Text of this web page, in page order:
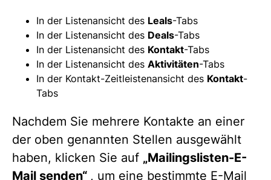
In der Listenansicht des Leals-Tabs
In der Listenansicht des Deals-Tabs
In der Listenansicht des Kontakt-Tabs
In der Listenansicht des Aktivitäten-Tabs
In der Kontakt-Zeitleistenansicht des Kontakt-
Tabs
Nachdem Sie mehrere Kontakte an einer
der oben genannten Stellen ausgewählt
haben, klicken Sie auf „Mailingslisten-E-
Mail senden“ , um eine bestimmte E-Mail